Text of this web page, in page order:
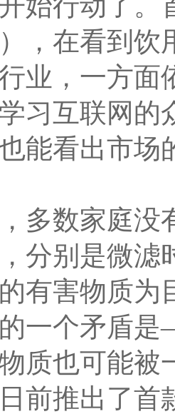
，在看到
业，一方面
习互联网的
能看出市场
数家庭没有
分别是微滤
有害物质为
一个矛盾
质也可能被
前推出了首